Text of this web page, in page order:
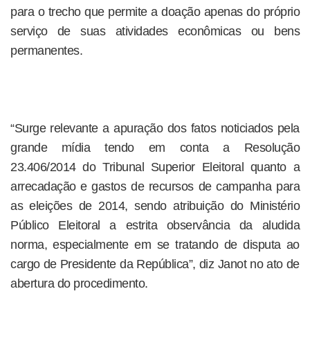
para o trecho que permite a doação apenas do próprio
serviço de suas atividades econômicas ou bens
permanentes.
“Surge relevante a apuração dos fatos noticiados pela
grande mídia tendo em conta a Resolução
23.406/2014 do Tribunal Superior Eleitoral quanto a
arrecadação e gastos de recursos de campanha para
as eleições de 2014, sendo atribuição do Ministério
Público Eleitoral a estrita observância da aludida
norma, especialmente em se tratando de disputa ao
cargo de Presidente da República”, diz Janot no ato de
abertura do procedimento.